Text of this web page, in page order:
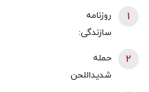
روزنامه
سازندگی:
1
حمله
شدیداللحن
2